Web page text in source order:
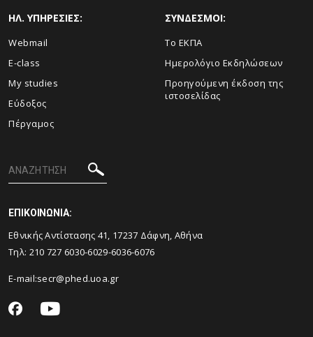
ΗΛ. ΥΠΗΡΕΣΙΕΣ:
Webmail
E-class
My studies
Εύδοξος
Πέργαμος
ΣΥΝΔΕΣΜΟΙ:
Το ΕΚΠΑ
Ημερολόγιο Εκδηλώσεων
Προηγούμενη έκδοση της
ιστοσελίδας
ΕΠΙΚΟΙΝΩΝΙΑ:
Εθνικής Αντίστασης 41, 17237 Δάφνη, Αθήνα
Τηλ: 210 727 6030-6029-6036-6076
E-mail:secr@phed.uoa.gr